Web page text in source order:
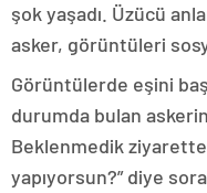
şok yaşadı. Üzücü
asker, görüntüleri
Görüntülerde eşini
durumda bulan askerin
Beklenmedik
yapıyorsun?” diye